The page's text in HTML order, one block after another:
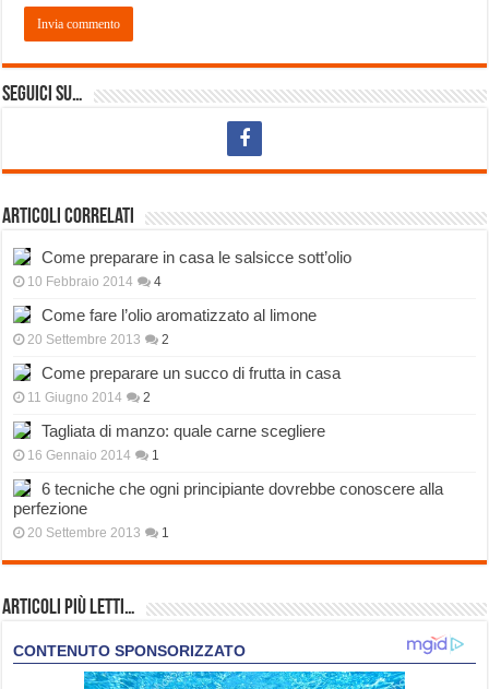
Seguici su…
Articoli correlati
Come preparare in casa le salsicce sott’olio
10 Febbraio 2014 4
Come fare l’olio aromatizzato al limone
20 Settembre 2013 2
Come preparare un succo di frutta in casa
11 Giugno 2014 2
Tagliata di manzo: quale carne scegliere
16 Gennaio 2014 1
6 tecniche che ogni principiante dovrebbe conoscere alla
perfezione
20 Settembre 2013 1
Articoli più Letti…